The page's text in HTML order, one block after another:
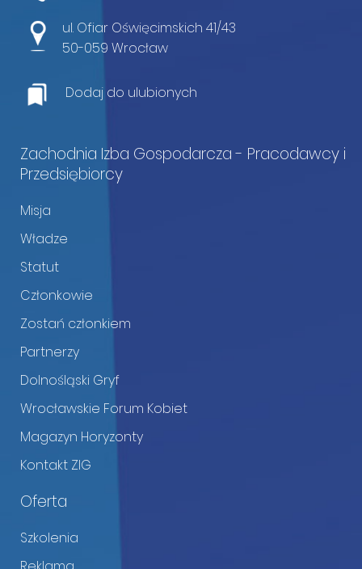
ul. Ofiar Oświęcimskich 41/43
50-059 Wrocław
Dodaj do ulubionych
Zachodnia Izba Gospodarcza - Pracodawcy i
Przedsiębiorcy
Misja
Władze
Statut
Członkowie
Zostań członkiem
Partnerzy
Dolnośląski Gryf
Wrocławskie Forum Kobiet
Magazyn Horyzonty
Kontakt ZIG
Oferta
Szkolenia